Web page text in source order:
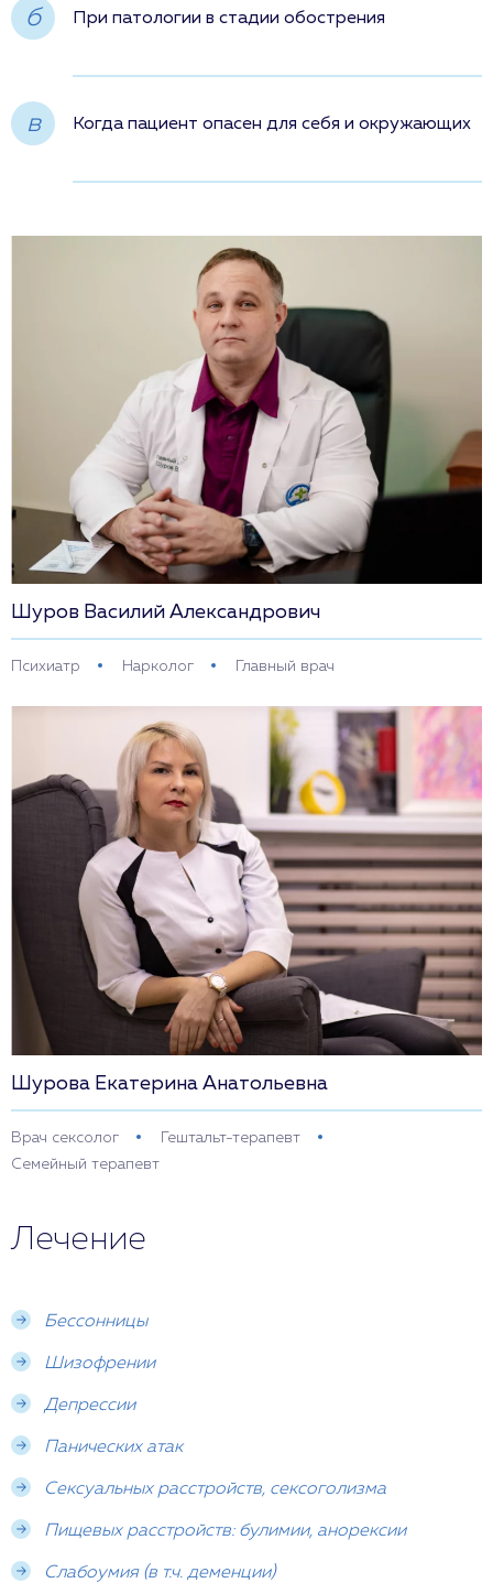
б При патологии в стадии обострения
в Когда пациент опасен для себя и окружающих
Шуров Василий Александрович
Психиатр Нарколог Главный врач
Шурова Екатерина Анатольевна
Врач сексолог
Гештальт-терапевт
Семейный терапевт
Лечение
Бессонницы
Шизофрении
Депрессии
Панических атак
Сексуальных расстройств, сексоголизма
Пищевых расстройств: булимии, анорексии
Слабоумия (в т.ч. деменции)